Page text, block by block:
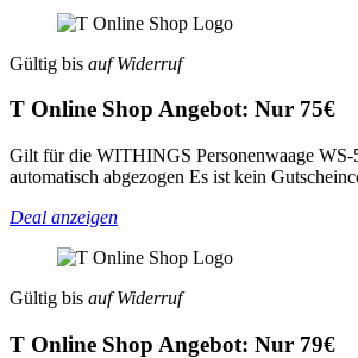
Gültig bis auf Widerruf
T Online Shop Angebot: Nur 75€
Gilt für die WITHINGS Personenwaage WS-
automatisch abgezogen Es ist kein
Deal anzeigen
Gültig bis auf Widerruf
T Online Shop Angebot: Nur 79€